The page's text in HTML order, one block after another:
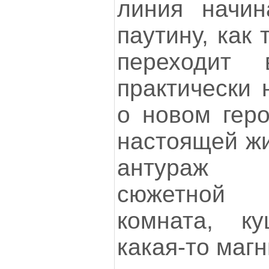
линия
паутину, как
практически
о новом
настоящей
антураж
сюжетной
комната,
какая-то